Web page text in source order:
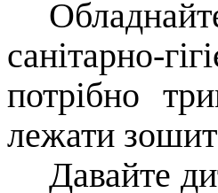
санітарно-
потрібно
лежати зошит
Давайте